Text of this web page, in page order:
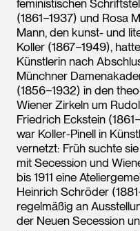
feministischen
(1861−1937) und Rosa
Mann, den kunst- und
Koller (1867−1949),
Künstlerin nach
Münchner
(1856−1932) in den
Wiener Zirkeln um
Friedrich Eckstein
war Koller-Pinell in
vernetzt: Früh suchte
mit Secession und
bis 1911 eine
Heinrich Schröder
regelmäßig an
der Neuen Secession